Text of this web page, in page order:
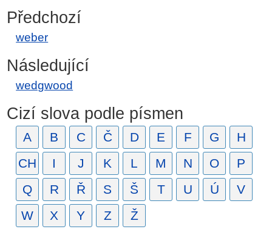
Předchozí
weber
Následující
wedgwood
Cizí slova podle písmen
A B C Č D E F G
H
CH
I J K L M N O
P
Q
R Ř S Š T U Ú
V
W
X Y Z Ž